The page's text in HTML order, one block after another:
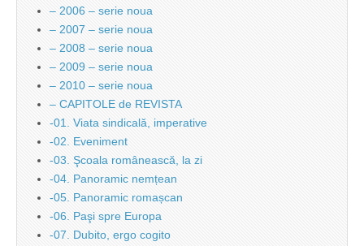
– 2006 – serie noua
– 2007 – serie noua
– 2008 – serie noua
– 2009 – serie noua
– 2010 – serie noua
– CAPITOLE de REVISTA
-01. Viata sindicală, imperative
-02. Eveniment
-03. Şcoala românească, la zi
-04. Panoramic nemțean
-05. Panoramic romașcan
-06. Paşi spre Europa
-07. Dubito, ergo cogito